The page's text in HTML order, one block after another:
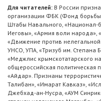
Для читателей: В России
организации ФБК (Фонд борьбы
Штабы Навального, «Национал-
Иеговы», «Армия воли народа»,
«Движение против
УНСО, УПА, «Тризуб им. Степана
«Меджлис крымскотатарского
общероссийская политическая
«Айдар». Признаны
Талибан», «Имарат Кавказ»,
Джебхад-ан-Нусра, «АУМ